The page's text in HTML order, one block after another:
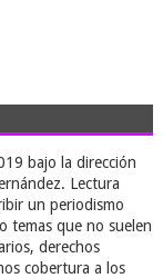
bajo la dirección
Lectura
un periodismo
temas que no suelen
derechos
cobertura a los